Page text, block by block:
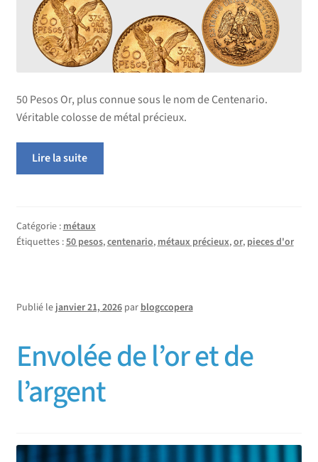
menu
enfant
50 Pesos Or, plus connue sous le nom de Centenario.
Véritable colosse de métal précieux.
Lire la suite
Catégorie :métaux
Étiquettes :50 pesos,centenario,métaux précieux,or, pieces d'or
Publié lejanvier 21, 2026 parblogccopera
Envolée de l’or et de
l’argent